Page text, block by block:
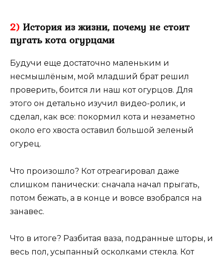
2) История из жизни, почему не стоит
пугать кота огурцами
Будучи еще достаточно маленьким и
несмышлёным, мой младший брат решил
проверить, боится ли наш кот огурцов. Для
этого он детально изучил видео-ролик, и
сделал, как все: покормил кота и незаметно
около его хвоста оставил большой зеленый
огурец.
Что произошло? Кот отреагировал даже
слишком панически: сначала начал прыгать,
потом бежать, а в конце и вовсе взобрался на
занавес.
Что в итоге? Разбитая ваза, подранные шторы, и
весь пол, усыпанный осколками стекла. Кот